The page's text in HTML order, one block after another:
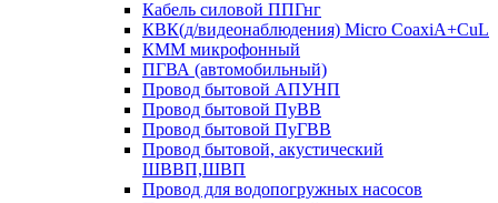
Кабель силовой ППГнг
КВК(д/видеонаблюдения) Micro CoaxiA+CuL
КММ микрофонный
ПГВА (автомобильный)
Провод бытовой АПУНП
Провод бытовой ПуВВ
Провод бытовой ПуГВВ
Провод бытовой, акустический
ШВВП,ШВП
Провод для водопогружных насосов